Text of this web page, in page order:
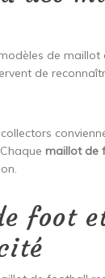
de maillot
de
maillot de
foot